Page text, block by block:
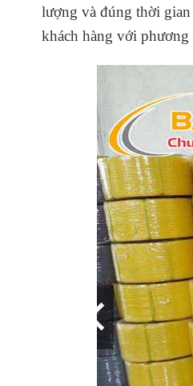
lượng và đúng thời
khách hàng với